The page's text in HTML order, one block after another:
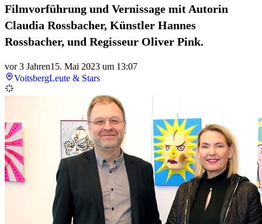
Filmvorführung und Vernissage mit Autorin
Claudia Rossbacher, Künstler Hannes
Rossbacher, und Regisseur Oliver Pink.
vor 3 Jahren15. Mai 2023 um 13:07
VoitsbergLeute & Stars